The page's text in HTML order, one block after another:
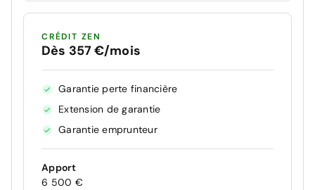
CRÉDIT ZEN
Dès 357 €/mois
Garantie perte financière
Extension de garantie
Garantie emprunteur
Apport
6 500 €